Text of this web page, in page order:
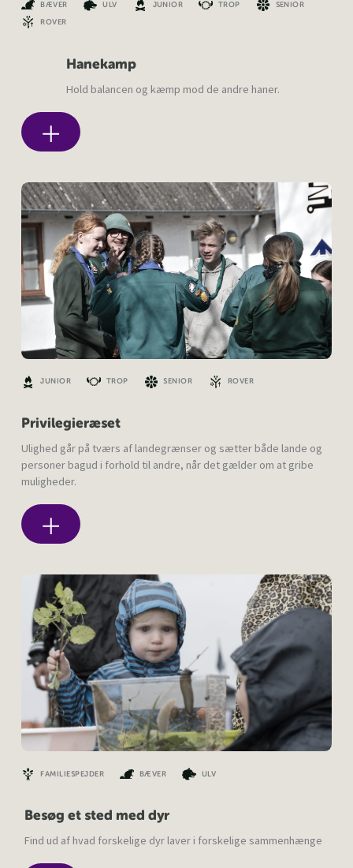
BÆVER ULV JUNIOR TROP SENIOR
ROVER
Hanekamp
Hold balancen og kæmp mod de andre haner.
JUNIOR TROP SENIOR ROVER
Privilegieræset
Ulighed går på tværs af landegrænser og sætter både lande og
personer bagud i forhold til andre, når det gælder om at gribe
muligheder.
FAMILIESPEJDER BÆVER ULV
Besøg et sted med dyr
Find ud af hvad forskelige dyr laver i forskelige sammenhænge